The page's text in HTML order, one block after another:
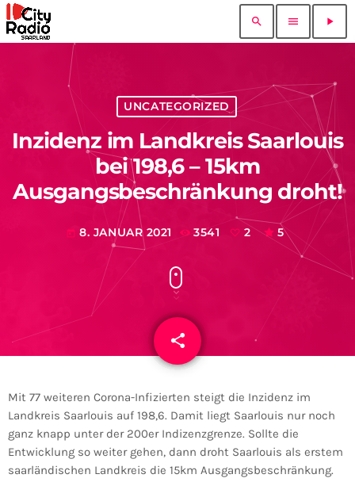
search menu play_arrow
UNCATEGORIZED
Inzidenz im Landkreis Saarlouis
bei 198,6 – 15km
Ausgangsbeschränkung droht!
today 8. JANUAR 2021 3541 2 5
share
email
Mit 77 weiteren Corona-Infizierten steigt die Inzidenz im
Landkreis Saarlouis auf 198,6. Damit liegt Saarlouis nur noch
ganz knapp unter der 200er Indizenzgrenze. Sollte die
Entwicklung so weiter gehen, dann droht Saarlouis als erstem
saarländischen Landkreis die 15km Ausgangsbeschränkung.